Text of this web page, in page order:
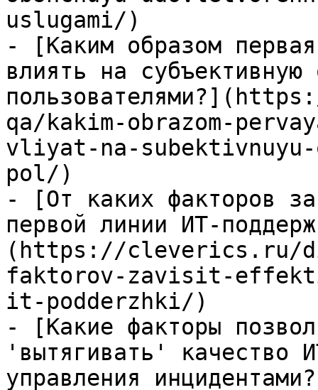
uslugami/)
- [Каким образом
влиять на
qa/kakim-obrazom-
vliyat-na-
pol/)
- [От каких факторов
первой линии ИТ-
(https://cleverics.ru/
faktorov-zavisit-
it-podderzhki/)
- [Какие факторы
'вытягивать' качество
управления